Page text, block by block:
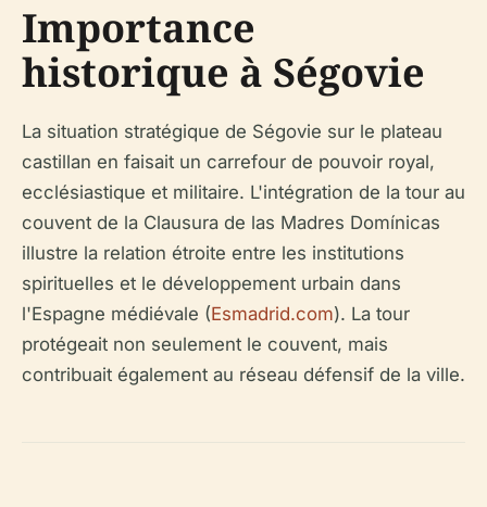
Importance
historique à Ségovie
La situation stratégique de Ségovie sur le plateau
castillan en faisait un carrefour de pouvoir royal,
ecclésiastique et militaire. L'intégration de la tour au
couvent de la Clausura de las Madres Domínicas
illustre la relation étroite entre les institutions
spirituelles et le développement urbain dans
l'Espagne médiévale (Esmadrid.com). La tour
protégeait non seulement le couvent, mais
contribuait également au réseau défensif de la ville.